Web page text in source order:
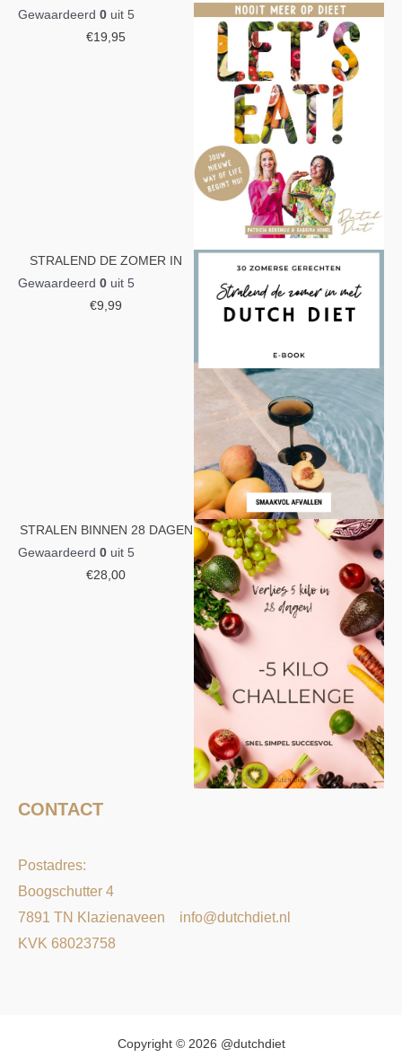
Gewaardeerd 0 uit 5
€19,95
STRALEND DE ZOMER IN
Gewaardeerd 0 uit 5
€9,99
STRALEN BINNEN 28 DAGEN
Gewaardeerd 0 uit 5
€28,00
CONTACT
Postadres:
Boogschutter 4
7891 TN Klazienaveen info@dutchdiet.nl
KVK 68023758
Copyright © 2026 @dutchdiet